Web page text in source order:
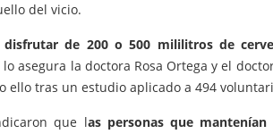
del vicio.
disfrutar de 200 o 500 mililitros de
lo asegura la doctora Rosa Ortega y el
ello tras un estudio aplicado a 494
que las personas que